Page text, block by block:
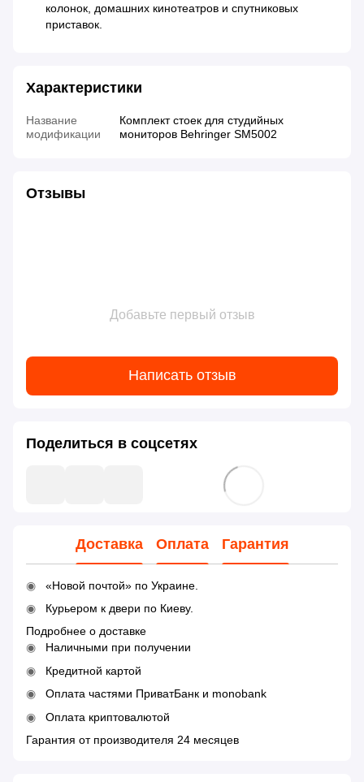
колонок, домашних кинотеатров и спутниковых
приставок.
Характеристики
Название
модификации
Комплект стоек для студийных
мониторов Behringer SM5002
Отзывы
Добавьте первый отзыв
Написать отзыв
Поделиться в соцсетях
Доставка Оплата Гарантия
«Новой почтой» по Украине.
Курьером к двери по Киеву.
Подробнее о доставке
Наличными при получении
Кредитной картой
Оплата частями ПриватБанк и monobank
Оплата криптовалютой
Гарантия от производителя 24 месяцев